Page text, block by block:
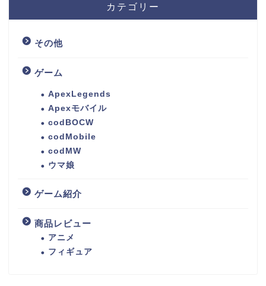
カテゴリー
その他
ゲーム
ApexLegends
Apexモバイル
codBOCW
codMobile
codMW
ウマ娘
ゲーム紹介
商品レビュー
アニメ
フィギュア